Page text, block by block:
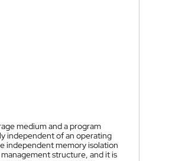
medium and a program
independent of an operating
independent memory isolation
structure, and it is